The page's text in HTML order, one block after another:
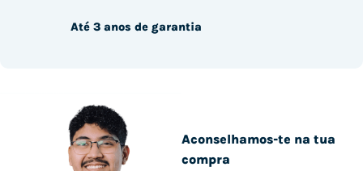
Aconselhamos-te na tua
compra
Até 3 anos de garantia